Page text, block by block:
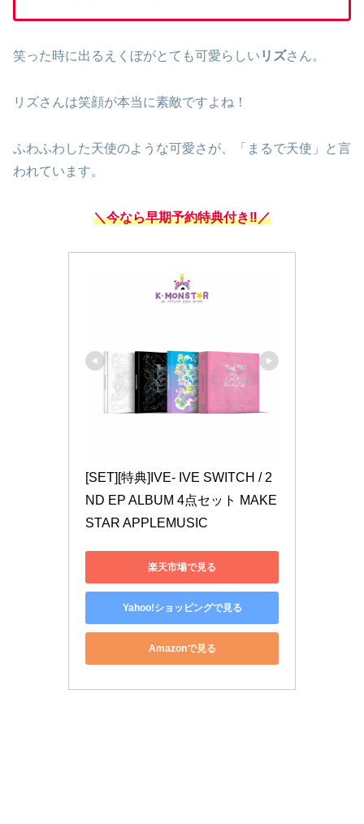
笑った時に出るえくぼがとても可愛らしい リズさん。
リズさんは笑顔が本当に素敵ですよね！
ふわふわした天使のような可愛さが、「まるで天使」と言
われています。
＼今なら早期予約特典付き‼／
[SET][特典]IVE- IVE SWITCH / 2
ND EP ALBUM 4点セット MAKE
STAR APPLEMUSIC
楽天市場で見る
Yahoo!ショッピングで見る
Amazonで見る